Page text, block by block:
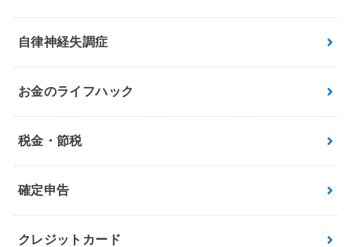
自律神経失調症
お金のライフハック
税金・節税
確定申告
クレジットカード